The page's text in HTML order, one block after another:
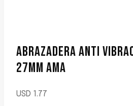
ABRAZADERA ANTI
27MM AMA
USD 1.77